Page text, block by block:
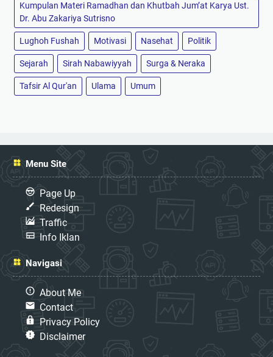
Kumpulan Materi Ramadhan dan Khutbah Jum’at Karya Ust.
Dr. Abu Zakariya Sutrisno
Lughoh Fushah Motivasi Nasehat Politik
Sejarah Sirah Nabawiyyah Surga & Neraka
Tafsir Al Qur'an Ulama Umum
Menu Site
Page Up
Redesign
Traffic
Info Iklan
Navigasi
About Me
Contact
Privacy Policy
Disclaimer